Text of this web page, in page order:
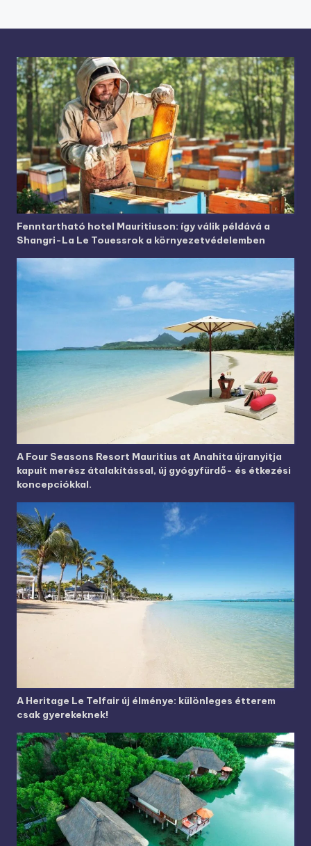
Fenntartható hotel Mauritiuson: így válik példává a
Shangri-La Le Touessrok a környezetvédelemben
A Four Seasons Resort Mauritius at Anahita újranyitja
kapuit merész átalakítással, új gyógyfürdő- és étkezési
koncepciókkal.
A Heritage Le Telfair új élménye: különleges étterem
csak gyerekeknek!